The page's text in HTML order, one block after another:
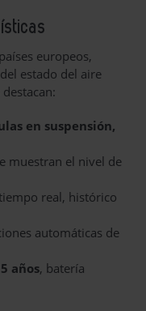
europeos,
estado del aire
en suspensión,
muestran el nivel de
real, histórico
automáticas de
años, batería